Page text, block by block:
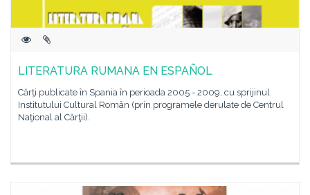
LITERATURA RUMANA EN ESPAÑOL
Cărţi publicate în Spania în perioada 2005 - 2009, cu sprijinul
Institutului Cultural Român (prin programele derulate de Centrul
Naţional al Cărţii).